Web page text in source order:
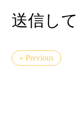
送信し
« Previous